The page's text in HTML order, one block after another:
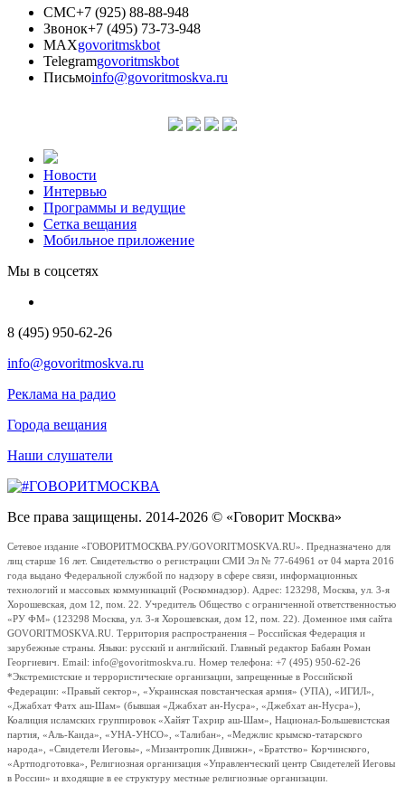
СМС+7 (925) 88-88-948
Звонок+7 (495) 73-73-948
MAXgovoritmskbot
Telegramgovoritmskbot
Письмоinfo@govoritmoskva.ru
Новости
Интервью
Программы и ведущие
Сетка вещания
Мобильное приложение
Мы в соцсетях
8 (495) 950-62-26
info@govoritmoskva.ru
Реклама на радио
Города вещания
Наши слушатели
Все права защищены. 2014-2026 © «Говорит Москва»
Сетевое издание «ГОВОРИТМОСКВА.РУ/GOVORITMOSKVA.RU». Предназначено для
лиц старше 16 лет. Свидетельство о регистрации СМИ Эл № 77-64961 от 04 марта 2016
года выдано Федеральной службой по надзору в сфере связи, информационных
технологий и массовых коммуникаций (Роскомнадзор). Адрес: 123298, Москва, ул. 3-я
Хорошевская, дом 12, пом. 22. Учредитель Общество с ограниченной ответственностью
«РУ ФМ» (123298 Москва, ул. 3-я Хорошевская, дом 12, пом. 22). Доменное имя сайта
GOVORITMOSKVA.RU. Территория распространения – Российская Федерация и
зарубежные страны. Языки: русский и английский. Главный редактор Бабаян Роман
Георгиевич. Email: info@govoritmoskva.ru. Номер телефона: +7 (495) 950-62-26
*Экстремистские и террористические организации, запрещенные в Российской
Федерации: «Правый сектор», «Украинская повстанческая армия» (УПА), «ИГИЛ»,
«Джабхат Фатх аш-Шам» (бывшая «Джабхат ан-Нусра», «Джебхат ан-Нусра»),
Коалиция исламских группировок «Хайят Тахрир аш-Шам», Национал-Большевистская
партия, «Аль-Каида», «УНА-УНСО», «Талибан», «Меджлис крымско-татарского
народа», «Свидетели Иеговы», «Мизантропик Дивижн», «Братство» Корчинского,
«Артподготовка», Религиозная организация «Управленческий центр Свидетелей Иеговы
в России» и входящие в ее структуру местные религиозные организации.